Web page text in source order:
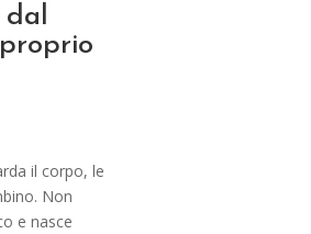
dal
il corpo, le
Non
e nasce